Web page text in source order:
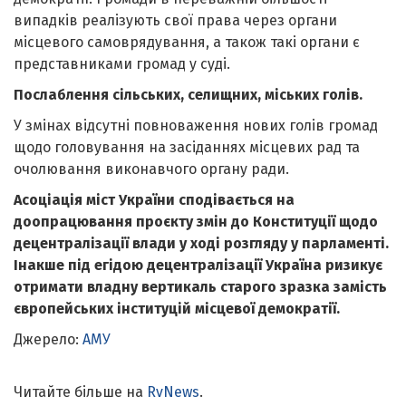
випадків реалізують свої права через органи
місцевого самоврядування, а також такі органи є
представниками громад у суді.
Послаблення сільських, селищних, міських голів.
У змінах відсутні повноваження нових голів громад
щодо головування на засіданнях місцевих рад та
очолювання виконавчого органу ради.
Асоціація міст України сподівається на
доопрацювання проєкту змін до Конституції щодо
децентралізації влади у ході розгляду у парламенті.
Інакше під егідою децентралізації Україна ризикує
отримати владну вертикаль старого зразка замість
європейських інституцій місцевої демократії.
Джерело: АМУ
Читайте більше на RvNews.